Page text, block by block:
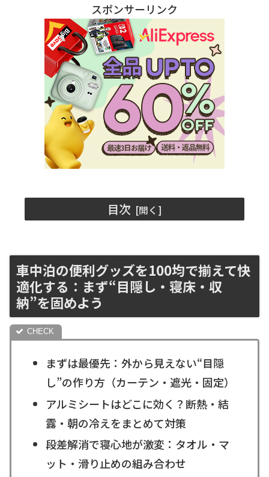
スポンサーリンク
目次
車中泊の便利グッズを100均で揃えて快
適化する：まず“目隠し・寝床・収
納”を固めよう
まずは最優先：外から見えない“目隠
し”の作り方（カーテン・遮光・固定）
アルミシートはどこに効く？断熱・結
露・朝の冷えをまとめて対策
段差解消で寝心地が激変：タオル・マ
ット・滑り止めの組み合わせ